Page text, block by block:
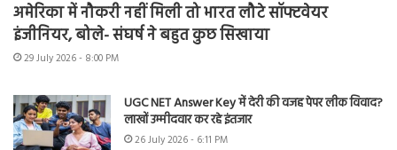
अमेरिका में नौकरी नहीं मिली तो भारत लौटे सॉफ्टवेयर
इंजीनियर, बोले- संघर्ष ने बहुत कुछ सिखाया
29 July 2026 - 8:00 PM
UGC NET Answer Key में देरी की वजह पेपर लीक विवाद?
लाखों उम्मीदवार कर रहे इंतजार
26 July 2026 - 6:11 PM